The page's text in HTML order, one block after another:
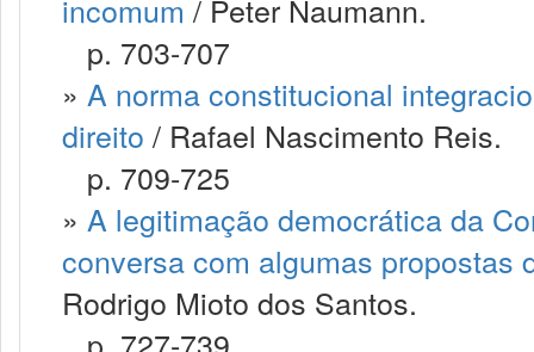
incomum / Peter Naumann.
p. 703-707
» A norma constitucional
direito / Rafael Nascimento Reis.
p. 709-725
» A legitimação democrática da
conversa com algumas propostas
Rodrigo Mioto dos Santos.